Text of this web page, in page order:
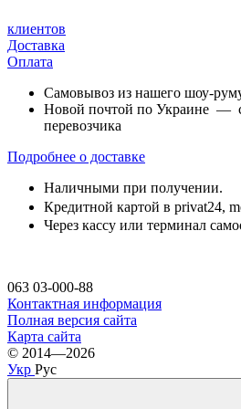
клиентов
Доставка
Оплата
Самовывоз из нашего шоу-
Новой почтой по Украине —
перевозчика
Подробнее о доставке
Наличными при получении.
Кредитной картой в privat24,
Через кассу или терминал
063 03-000-88
Контактная информация
Полная версия сайта
Карта сайта
© 2014—2026
Укр Рус